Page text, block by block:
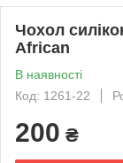
Чохол
African
В наявності
Код: 1261-22
200 ₴